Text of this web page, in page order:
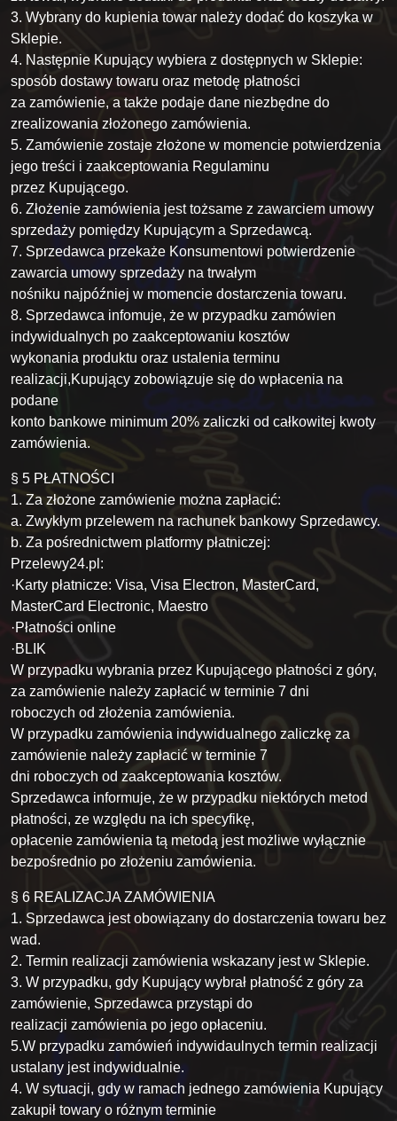
3. Wybrany do kupienia towar należy dodać do koszyka w
Sklepie.
4. Następnie Kupujący wybiera z dostępnych w Sklepie:
sposób dostawy towaru oraz metodę płatności
za zamówienie, a także podaje dane niezbędne do
zrealizowania złożonego zamówienia.
5. Zamówienie zostaje złożone w momencie potwierdzenia
jego treści i zaakceptowania Regulaminu
przez Kupującego.
6. Złożenie zamówienia jest tożsame z zawarciem umowy
sprzedaży pomiędzy Kupującym a Sprzedawcą.
7. Sprzedawca przekaże Konsumentowi potwierdzenie
zawarcia umowy sprzedaży na trwałym
nośniku najpóźniej w momencie dostarczenia towaru.
8. Sprzedawca infomuje, że w przypadku zamówien
indywidualnych po zaakceptowaniu kosztów
wykonania produktu oraz ustalenia terminu
realizacji,Kupujący zobowiązuje się do wpłacenia na
podane
konto bankowe minimum 20% zaliczki od całkowitej kwoty
zamówienia.
§ 5 PŁATNOŚCI
1. Za złożone zamówienie można zapłacić:
a. Zwykłym przelewem na rachunek bankowy Sprzedawcy.
b. Za pośrednictwem platformy płatniczej:
Przelewy24.pl:
·Karty płatnicze: Visa, Visa Electron, MasterCard,
MasterCard Electronic, Maestro
·Płatności online
·BLIK
W przypadku wybrania przez Kupującego płatności z góry,
za zamówienie należy zapłacić w terminie 7 dni
roboczych od złożenia zamówienia.
W przypadku zamówienia indywidualnego zaliczkę za
zamówienie należy zapłacić w terminie 7
dni roboczych od zaakceptowania kosztów.
Sprzedawca informuje, że w przypadku niektórych metod
płatności, ze względu na ich specyfikę,
opłacenie zamówienia tą metodą jest możliwe wyłącznie
bezpośrednio po złożeniu zamówienia.
§ 6 REALIZACJA ZAMÓWIENIA
1. Sprzedawca jest obowiązany do dostarczenia towaru bez
wad.
2. Termin realizacji zamówienia wskazany jest w Sklepie.
3. W przypadku, gdy Kupujący wybrał płatność z góry za
zamówienie, Sprzedawca przystąpi do
realizacji zamówienia po jego opłaceniu.
5.W przypadku zamówień indywidaulnych termin realizacji
ustalany jest indywidualnie.
4. W sytuacji, gdy w ramach jednego zamówienia Kupujący
zakupił towary o różnym terminie